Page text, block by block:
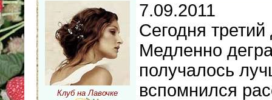
Клуб на Лавочке
7.09.2011
Сегодня
Медленно
получалось
вспомнился